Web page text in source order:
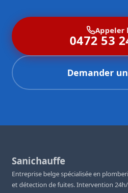
Appeler
0472 53
Demander
Sanichauffe
Entreprise belge spécialisée en
et détection de fuites. Intervention